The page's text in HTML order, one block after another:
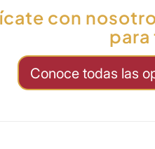
con
Conoce todas las